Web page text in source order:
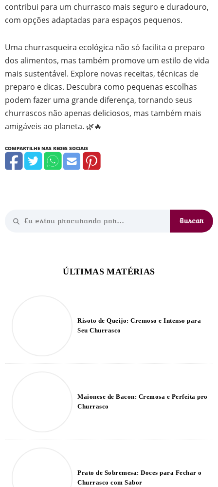
contribui para um churrasco mais seguro e duradouro,
com opções adaptadas para espaços pequenos.
Uma churrasqueira ecológica não só facilita o preparo
dos alimentos, mas também promove um estilo de vida
mais sustentável. Explore novas receitas, técnicas de
preparo e dicas. Descubra como pequenas escolhas
podem fazer uma grande diferença, tornando seus
churrascos não apenas deliciosos, mas também mais
amigáveis ao planeta. 🌿🔥
Risoto de Queijo: Cremoso e Intenso para
Seu Churrasco
Maionese de Bacon: Cremosa e Perfeita pro
Churrasco
Prato de Sobremesa: Doces para Fechar o
Churrasco com Sabor